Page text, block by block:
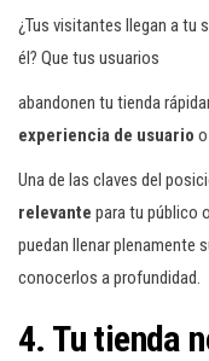
¿Tus visitantes llegan a tu
él? Que tus usuarios
abandonen tu tienda
experiencia de usuario
Una de las claves del
relevante para tu público
puedan llenar plenamente
conocerlos a profundidad.
4. Tu tienda